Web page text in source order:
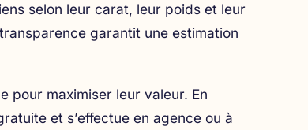
selon leur carat, leur poids et leur
garantit une estimation
pour maximiser leur valeur. En
et s’effectue en agence ou à